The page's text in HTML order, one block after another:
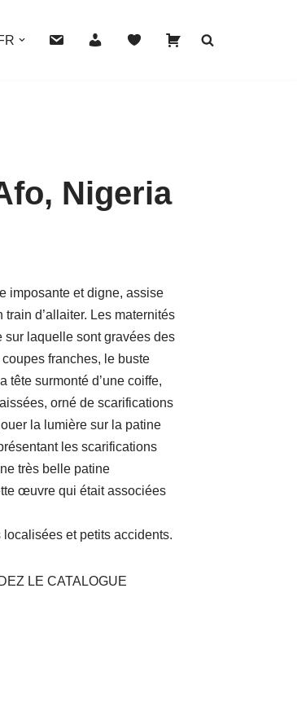
HOVER
Nigeria
imposante et digne, assise
d’allaiter. Les maternités
sur laquelle sont gravées des
franches, le buste
tête surmonté d’une coiffe,
orné de scarifications
la lumière sur la patine
les scarifications
très belle patine
œuvre qui était associées
et petits accidents.
LE CATALOGUE